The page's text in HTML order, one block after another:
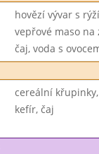
hovězí vývar s rýží
vepřové maso na
čaj, voda s
cereální
kefír, čaj